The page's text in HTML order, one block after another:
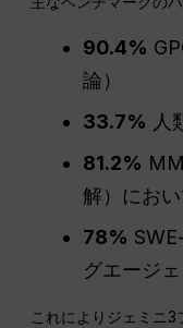
90.4%
論）
33.7% 人
81.2%
解）にお
78%
グエージェ
これによりジェミニ